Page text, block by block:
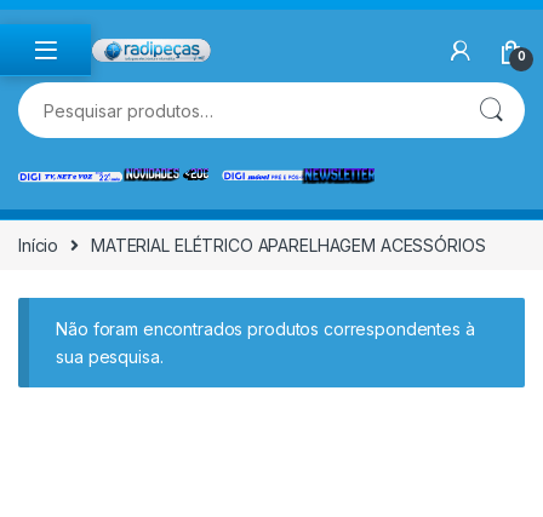
Skip to navigation
Skip to content
0
Pesquisar por:
Início MATERIAL ELÉTRICO APARELHAGEM ACESSÓRIOS
Não foram encontrados produtos correspondentes à
sua pesquisa.